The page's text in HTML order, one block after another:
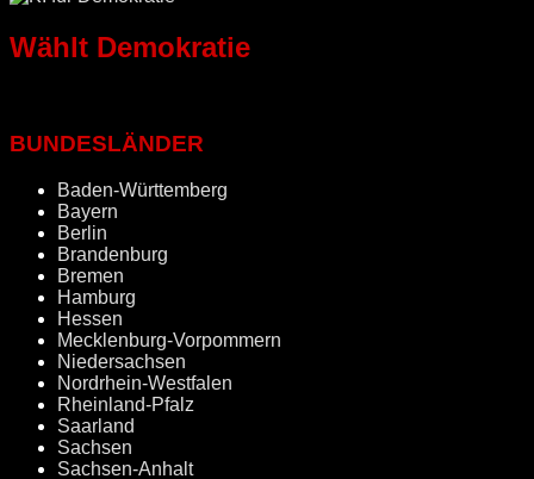
Wählt Demokratie
BUNDESLÄNDER
Baden-Württemberg
Bayern
Berlin
Brandenburg
Bremen
Hamburg
Hessen
Mecklenburg-Vorpommern
Niedersachsen
Nordrhein-Westfalen
Rheinland-Pfalz
Saarland
Sachsen
Sachsen-Anhalt